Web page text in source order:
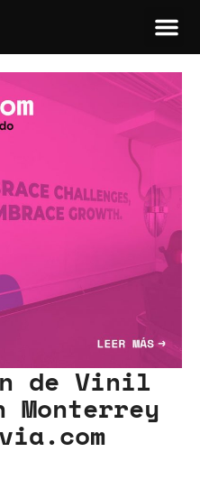
de Vinil
Monterrey